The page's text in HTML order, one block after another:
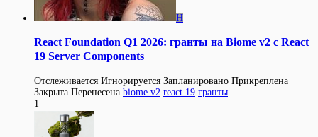
H
React Foundation Q1 2026: гранты на Biome v2 с React
19 Server Components
Отслеживается Игнорируется Запланировано Прикреплена
Закрыта Перенесена biome v2 react 19 гранты
1